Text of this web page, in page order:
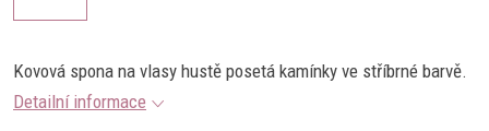
Kovová spona na vlasy hustě posetá kamínky ve stříbrné barvě.
Detailní informace